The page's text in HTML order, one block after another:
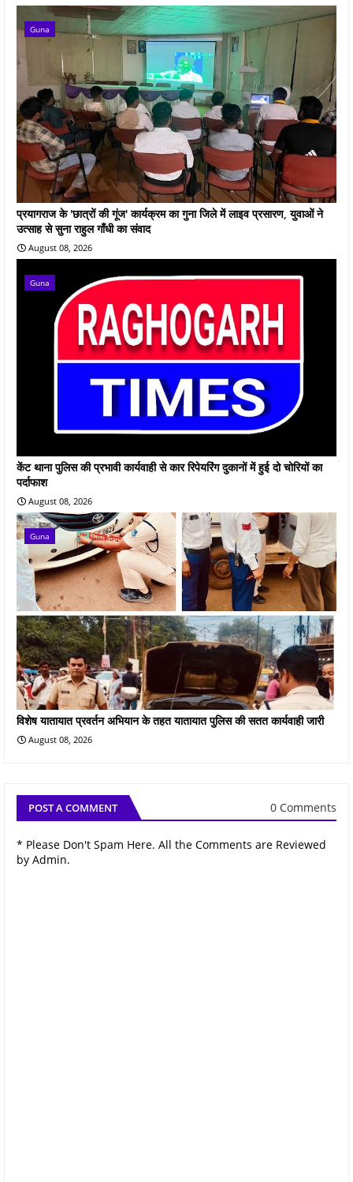
Guna
प्रयागराज के 'छात्रों की गूंज' कार्यक्रम का गुना जिले में लाइव प्रसारण, युवाओं ने
उत्साह से सुना राहुल गाँधी का संवाद
August 08, 2026
Guna
केंट थाना पुलिस की प्रभावी कार्यवाही से कार रिपेयरिंग दुकानों में हुई दो चोरियों का
पर्दाफाश
August 08, 2026
Guna
विशेष यातायात प्रवर्तन अभियान के तहत यातायात पुलिस की सतत कार्यवाही जारी
August 08, 2026
POST A COMMENT 0 Comments
* Please Don't Spam Here. All the Comments are Reviewed
by Admin.